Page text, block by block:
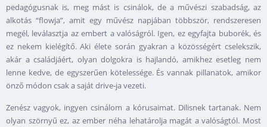
pedagógusnak is, meg mást is csinálok, de a művészi szabadság, az
alkotás “flowja”, amit egy művész napjában többször, rendszeresen
megél, leválasztja az embert a valóságról. Igen, ez egyfajta buborék, és
ez nekem kielégítő. Aki élete során gyakran a közösségért cselekszik,
akár a családjáért, olyan dolgokra is hajlandó, amikhez esetleg nem
lenne kedve, de egyszerűen kötelessége. És vannak pillanatok, amikor
önző módon csak a saját drive-ja vezeti.
Zenész vagyok, ingyen csinálom a kórusaimat. Dilisnek tartanak. Nem
olyan szörnyű ez, az ember néha lehatárolja magát a valóságtól. Most